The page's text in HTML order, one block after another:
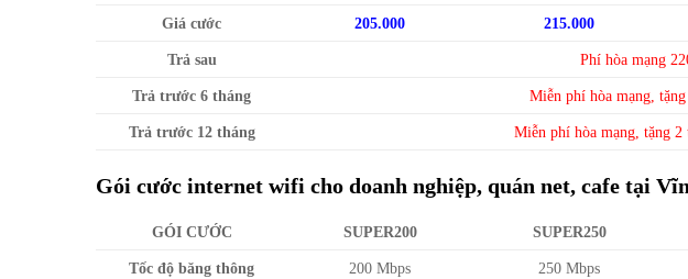
Giá cước 205.000 215.000
Trả sau Phí hòa mạng
Trả trước 6 tháng Miễn phí hòa mạng,
Trả trước 12 tháng Miễn phí hòa mạng, tặng
Gói cước internet wifi cho doanh nghiệp, quán net, cafe tại
GÓI CƯỚC SUPER200 SUPER250
Tốc độ băng thông 200 Mbps 250 Mbps